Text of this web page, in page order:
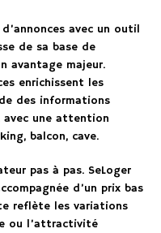
avec un outil
de sa base de
avantage majeur.
enrichissent les
des informations
avec une attention
balcon, cave.
pas à pas. SeLoger
d’un prix bas
reflète les variations
ou l’attractivité